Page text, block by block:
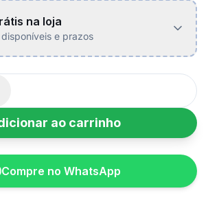
na loja
disponíveis e prazos
ao carrinho
Compre no WhatsApp